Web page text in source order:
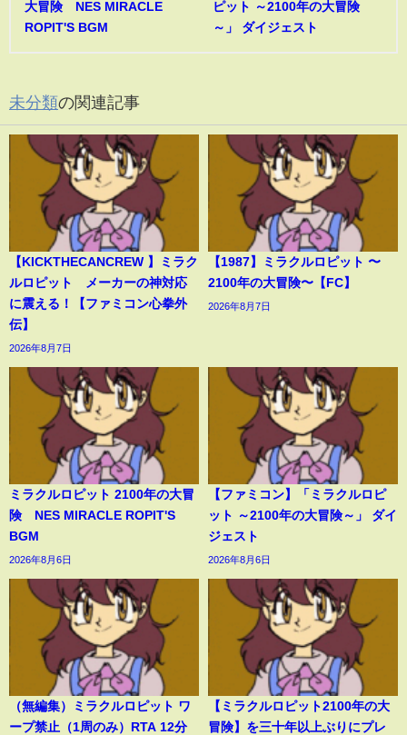
大冒険 NES MIRACLE
ROPIT'S BGM
ピット ～2100年の大冒険
～」 ダイジェスト
未分類の関連記事
【KICKTHECANCREW 】ミラク
ルロピット メーカーの神対応
に震える！【ファミコン心拳外
伝】
2026年8月7日
【1987】ミラクルロピット 〜
2100年の大冒険〜【FC】
2026年8月7日
ミラクルロピット 2100年の大冒
険 NES MIRACLE ROPIT'S
BGM
2026年8月6日
【ファミコン】「ミラクルロピ
ット ～2100年の大冒険～」 ダイ
ジェスト
2026年8月6日
（無編集）ミラクルロピット ワ
ープ禁止（1周のみ）RTA 12分
【ミラクルロピット2100年の大
冒険】を三十年以上ぶりにプレ